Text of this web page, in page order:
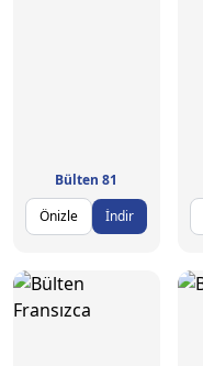
Bülten 81
Önizle
İndir